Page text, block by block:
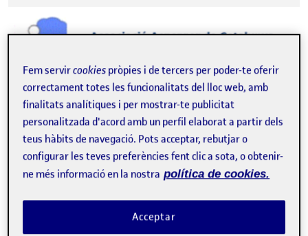
Per aquesta activitat, he escollit l’Associació Asperger de
Catalunya. Es tracta d’una entitat sense ànim de lucre formada
per famílies amb un…
PAC 1: L’antropologia en el disseny
Fem servircookies pròpies i de tercers per poder-te oferir
correctament totes les funcionalitats del lloc web, amb
finalitats analítiques i per mostrar-te publicitat
personalitzada d'acord amb un perfil elaborat a partir dels
teus hàbits de navegació. Pots acceptar, rebutjar o
configurar les teves preferències fent clic a sota, o obtenir-
ne més informació en la nostra política de cookies.
Acceptar